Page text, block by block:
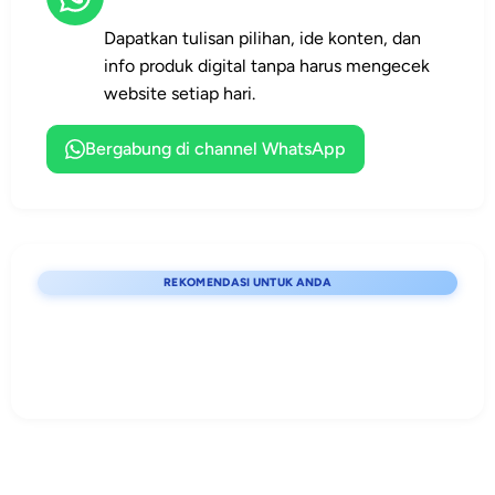
ini.
Gudep, Kwartir,
pelatih, dan
konten, hingga
proposal
kegiatan.
AI untuk
mempercepat
pekerjaan
administrasi dan
kegiatan
kini.
sejarah serta
kepramukaan.
Dapatkan tulisan pilihan, ide konten, dan
info produk digital tanpa harus mengecek
website setiap hari.
Bergabung di channel WhatsApp
REKOMENDASI UNTUK ANDA